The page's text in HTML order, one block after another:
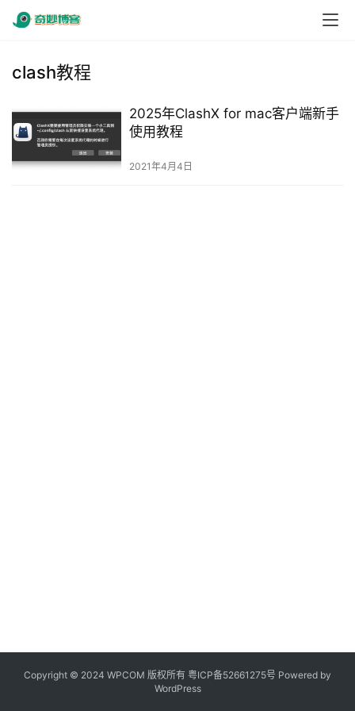
clash教程
2025年ClashX for mac客户端新手
使用教程
2021年4月4日
Copyright © 2024 WPCOM 版权所有 粤ICP备52661275号 Powered by
WordPress